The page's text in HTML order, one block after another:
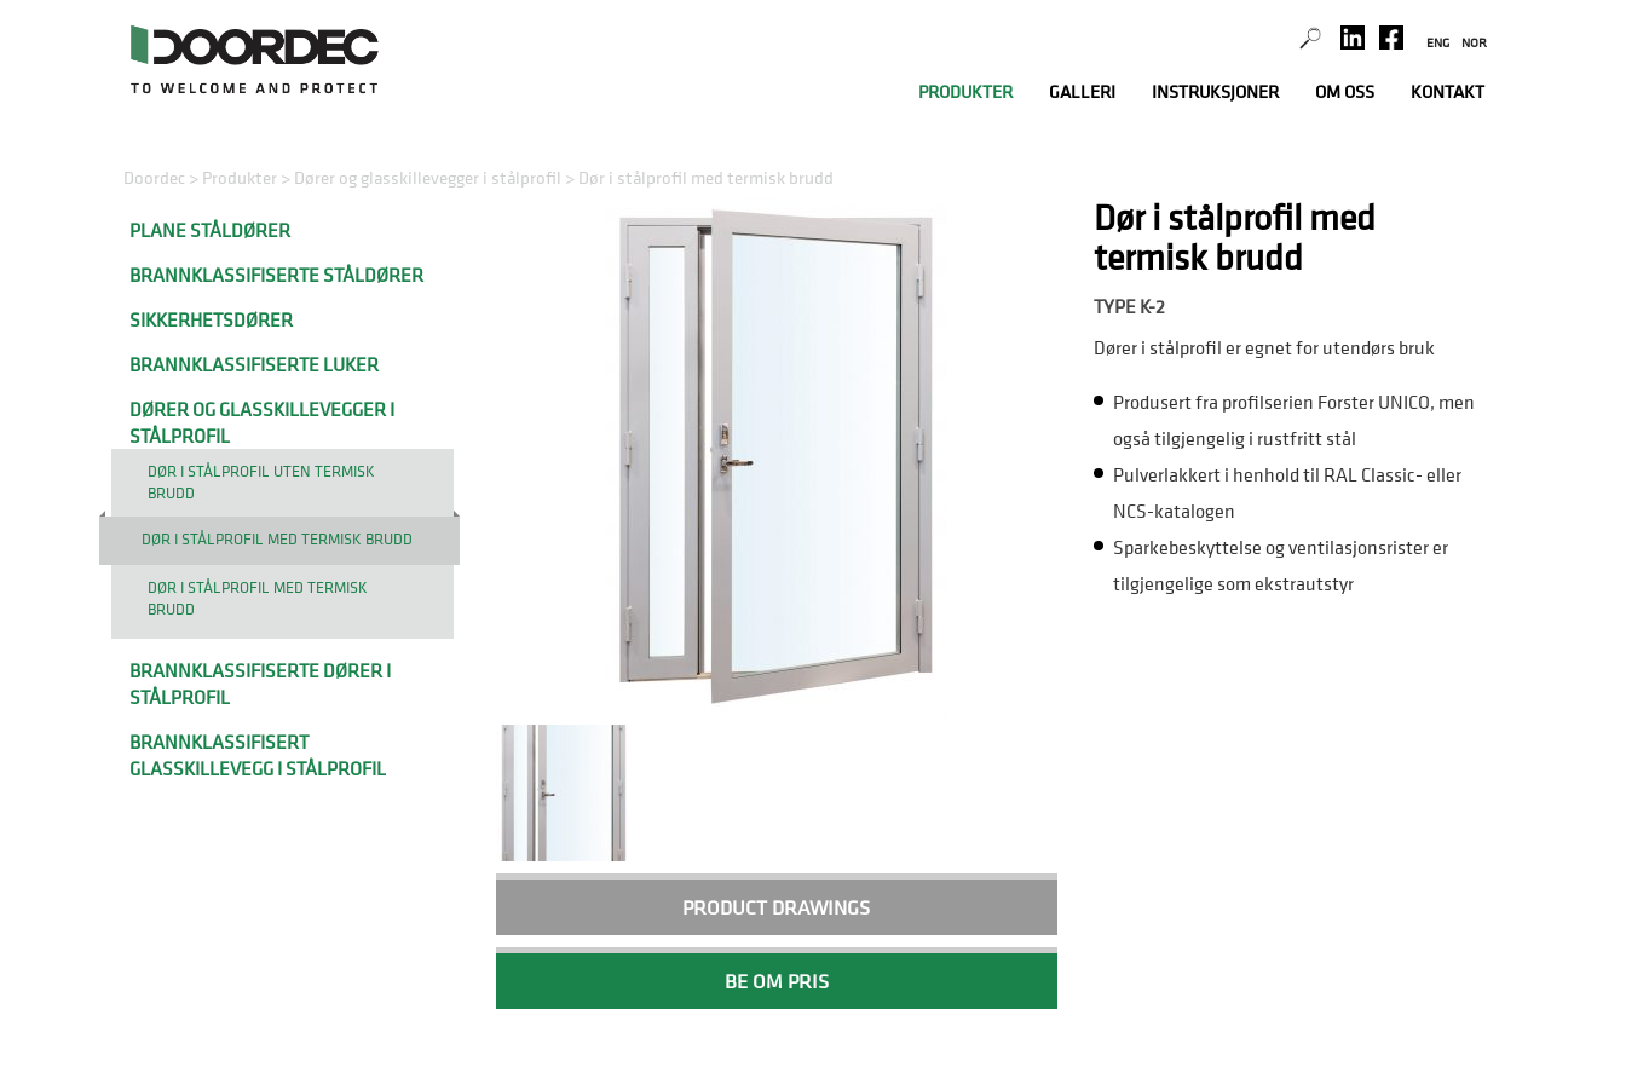
ENG NOR
PRODUKTER GALLERI INSTRUKSJONER OM OSS KONTAKT
Doordec >Produkter >Dører og glasskillevegger i stålprofil >Dør i stålprofil med termisk brudd
PLANE STÅLDØRER
BRANNKLASSIFISERTE STÅLDØRER
SIKKERHETSDØRER
BRANNKLASSIFISERTE LUKER
DØRER OG GLASSKILLEVEGGER I
STÅLPROFIL
DØR I STÅLPROFIL UTEN TERMISK
BRUDD
DØR I STÅLPROFIL MED TERMISK BRUDD
DØR I STÅLPROFIL MED TERMISK
BRUDD
BRANNKLASSIFISERTE DØRER I
STÅLPROFIL
BRANNKLASSIFISERT
GLASSKILLEVEGG I STÅLPROFIL
PRODUCT DRAWINGS
BE OM PRIS
Dør i stålprofil med
termisk brudd
TYPE K-2
Dører i stålprofil er egnet for utendørs bruk
Produsert fra profilserien Forster UNICO, men
også tilgjengelig i rustfritt stål
Pulverlakkert i henhold til RAL Classic- eller
NCS-katalogen
Sparkebeskyttelse og ventilasjonsrister er
tilgjengelige som ekstrautstyr